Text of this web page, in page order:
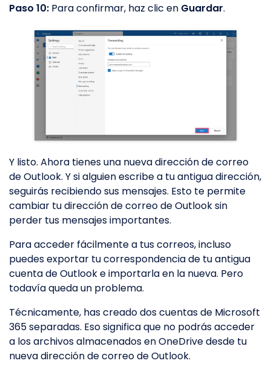
Paso 10: Para confirmar, haz clic en Guardar.
Y listo. Ahora tienes una nueva dirección de correo
de Outlook. Y si alguien escribe a tu antigua dirección,
seguirás recibiendo sus mensajes. Esto te permite
cambiar tu dirección de correo de Outlook sin
perder tus mensajes importantes.
Para acceder fácilmente a tus correos, incluso
puedes exportar tu correspondencia de tu antigua
cuenta de Outlook e importarla en la nueva. Pero
todavía queda un problema.
Técnicamente, has creado dos cuentas de Microsoft
365 separadas. Eso significa que no podrás acceder
a los archivos almacenados en OneDrive desde tu
nueva dirección de correo de Outlook.